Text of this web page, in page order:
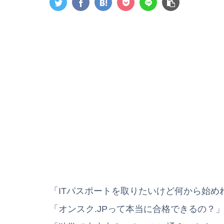
「ITパスポートを取りたいけど何から始め
「オンスク.JPって本当に合格できるの？」